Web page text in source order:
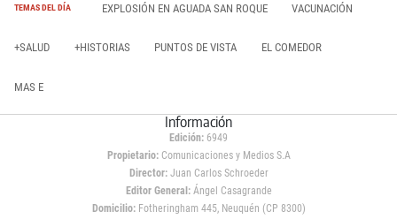
TEMAS DEL DÍA EXPLOSIÓN EN AGUADA SAN ROQUE VACUNACIÓN
+SALUD +HISTORIAS PUNTOS DE VISTA EL COMEDOR
MAS E
Información
Edición: 6949
Propietario:Comunicaciones y Medios S.A
Director: Juan Carlos Schroeder
Editor General:Ángel Casagrande
Domicilio:Fotheringham 445, Neuquén (CP 8300)